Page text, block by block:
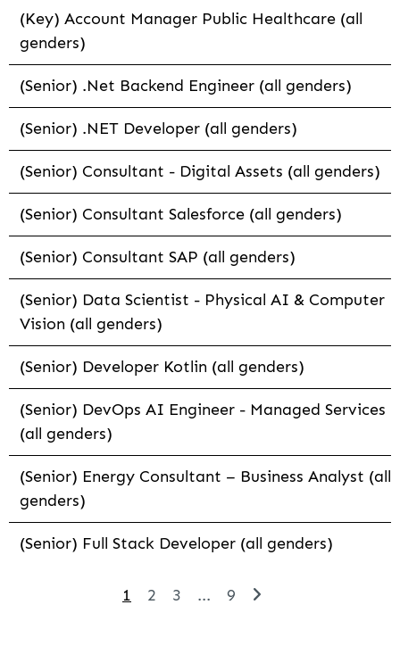
(Key) Account Manager Public Healthcare (all
genders)
(Senior) .Net Backend Engineer (all genders)
(Senior) .NET Developer (all genders)
(Senior) Consultant - Digital Assets (all genders)
(Senior) Consultant Salesforce (all genders)
(Senior) Consultant SAP (all genders)
(Senior) Data Scientist - Physical AI & Computer
Vision (all genders)
(Senior) Developer Kotlin (all genders)
(Senior) DevOps AI Engineer - Managed Services
(all genders)
(Senior) Energy Consultant – Business Analyst (all
genders)
(Senior) Full Stack Developer (all genders)
1 2 3 ... 9